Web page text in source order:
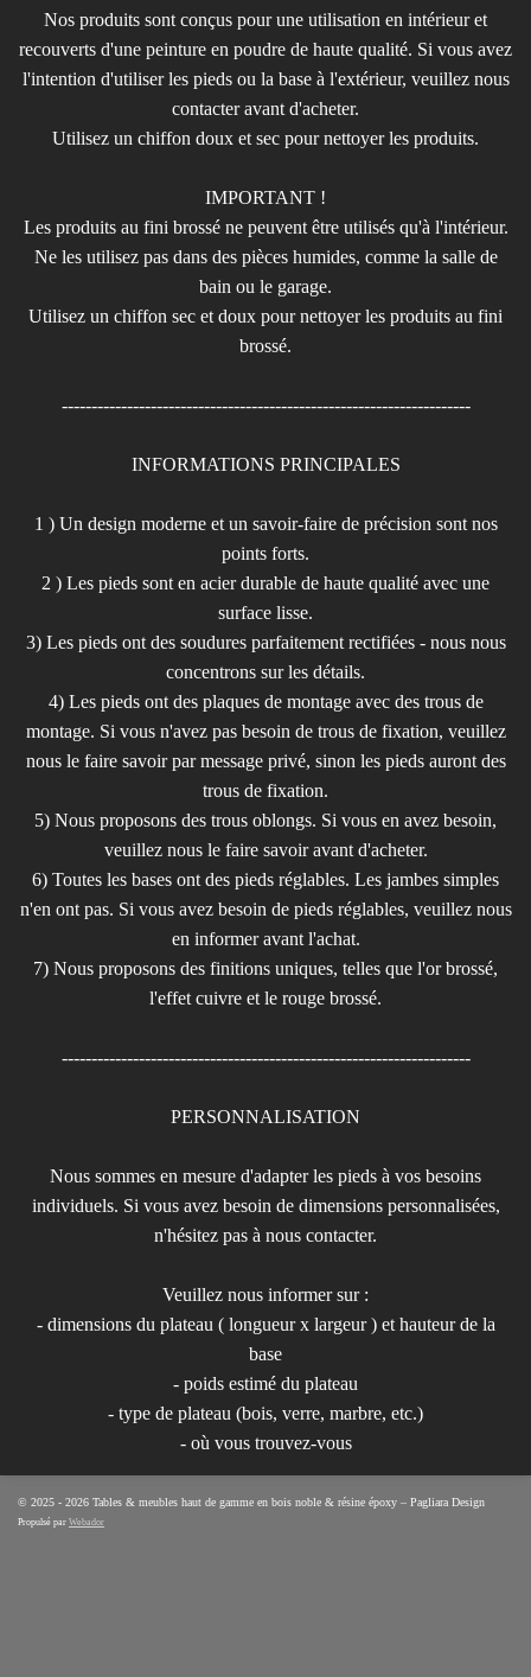
Nos produits sont conçus pour une utilisation en intérieur et
recouverts d'une peinture en poudre de haute qualité. Si vous avez
l'intention d'utiliser les pieds ou la base à l'extérieur, veuillez nous
contacter avant d'acheter.
Utilisez un chiffon doux et sec pour nettoyer les produits.
IMPORTANT !
Les produits au fini brossé ne peuvent être utilisés qu'à l'intérieur.
Ne les utilisez pas dans des pièces humides, comme la salle de
bain ou le garage.
Utilisez un chiffon sec et doux pour nettoyer les produits au fini
brossé.
---------------------------------------------------------------------
INFORMATIONS PRINCIPALES
1 ) Un design moderne et un savoir-faire de précision sont nos
points forts.
2 ) Les pieds sont en acier durable de haute qualité avec une
surface lisse.
3) Les pieds ont des soudures parfaitement rectifiées - nous nous
concentrons sur les détails.
4) Les pieds ont des plaques de montage avec des trous de
montage. Si vous n'avez pas besoin de trous de fixation, veuillez
nous le faire savoir par message privé, sinon les pieds auront des
trous de fixation.
5) Nous proposons des trous oblongs. Si vous en avez besoin,
veuillez nous le faire savoir avant d'acheter.
6) Toutes les bases ont des pieds réglables. Les jambes simples
n'en ont pas. Si vous avez besoin de pieds réglables, veuillez nous
en informer avant l'achat.
7) Nous proposons des finitions uniques, telles que l'or brossé,
l'effet cuivre et le rouge brossé.
---------------------------------------------------------------------
PERSONNALISATION
Nous sommes en mesure d'adapter les pieds à vos besoins
individuels. Si vous avez besoin de dimensions personnalisées,
n'hésitez pas à nous contacter.
Veuillez nous informer sur :
- dimensions du plateau ( longueur x largeur ) et hauteur de la
base
- poids estimé du plateau
- type de plateau (bois, verre, marbre, etc.)
- où vous trouvez-vous
© 2025 - 2026 Tables & meubles haut de gamme en bois noble & résine époxy – Pagliara Design
Propulsé par Webador